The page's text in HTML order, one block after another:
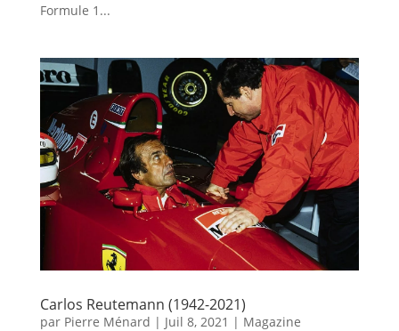
Formule 1...
Carlos Reutemann (1942-2021)
par Pierre Ménard | Juil 8, 2021 | Magazine